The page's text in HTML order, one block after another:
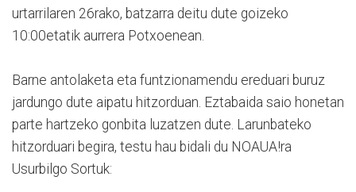
urtarrilaren 26rako, batzarra deitu dute goizeko
10:00etatik aurrera Potxoenean.
Barne antolaketa eta funtzionamendu ereduari buruz
jardungo dute aipatu hitzorduan. Eztabaida saio honetan
parte hartzeko gonbita luzatzen dute. Larunbateko
hitzorduari begira, testu hau bidali du NOAUA!ra
Usurbilgo Sortuk: